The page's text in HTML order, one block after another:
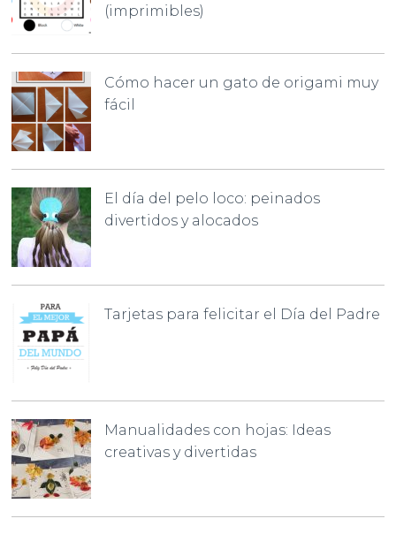
(imprimibles)
Cómo hacer un gato de origami muy
fácil
El día del pelo loco: peinados
divertidos y alocados
Tarjetas para felicitar el Día del Padre
Manualidades con hojas: Ideas
creativas y divertidas